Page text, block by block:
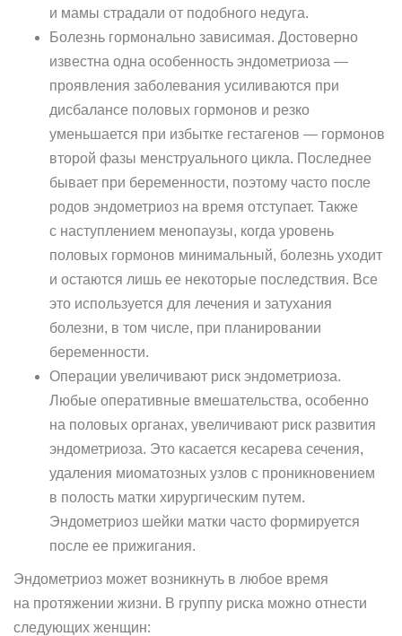
и мамы страдали от подобного недуга.
Болезнь гормонально зависимая. Достоверно
известна одна особенность эндометриоза —
проявления заболевания усиливаются при
дисбалансе половых гормонов и резко
уменьшается при избытке гестагенов — гормонов
второй фазы менструального цикла. Последнее
бывает при беременности, поэтому часто после
родов эндометриоз на время отступает. Также
с наступлением менопаузы, когда уровень
половых гормонов минимальный, болезнь уходит
и остаются лишь ее некоторые последствия. Все
это используется для лечения и затухания
болезни, в том числе, при планировании
беременности.
Операции увеличивают риск эндометриоза.
Любые оперативные вмешательства, особенно
на половых органах, увеличивают риск развития
эндометриоза. Это касается кесарева сечения,
удаления миоматозных узлов с проникновением
в полость матки хирургическим путем.
Эндометриоз шейки матки часто формируется
после ее прижигания.
Эндометриоз может возникнуть в любое время
на протяжении жизни. В группу риска можно отнести
следующих женщин: